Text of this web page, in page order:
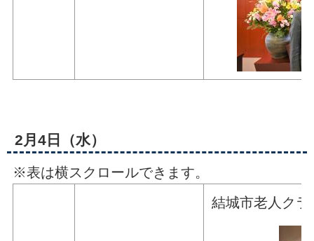
2月4日（水）
※表は横スクロールできます。
結城市老人ク